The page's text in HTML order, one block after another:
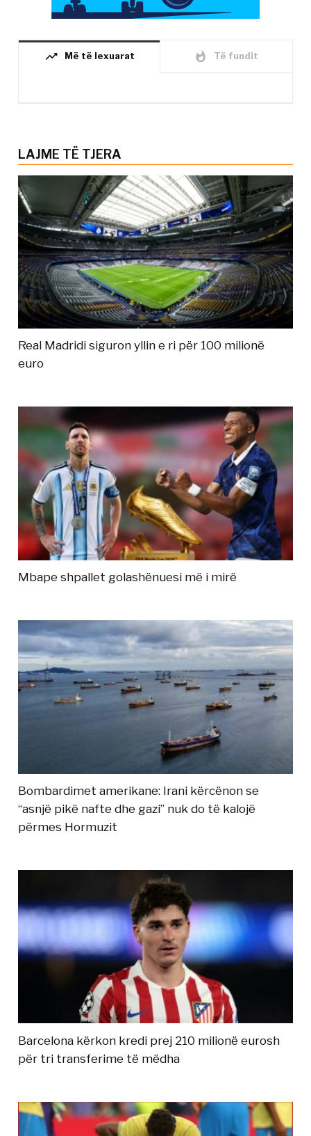
trending_up Më të lexuarat whatshot Të fundit
LAJME TË TJERA
Real Madridi siguron yllin e ri për 100 milionë
euro
Mbape shpallet golashënuesi më i mirë
Bombardimet amerikane: Irani kërcënon se
“asnjë pikë nafte dhe gazi” nuk do të kalojë
përmes Hormuzit
Barcelona kërkon kredi prej 210 milionë eurosh
për tri transferime të mëdha